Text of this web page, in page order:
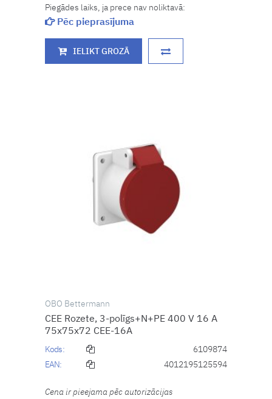
Piegādes laiks, ja prece nav noliktavā:
Pēc pieprasījuma
IELIKT GROZĀ
OBO Bettermann
CEE Rozete, 3-polīgs+N+PE 400 V 16 A
75x75x72 CEE-16A
Kods:
6109874
EAN:
4012195125594
Cena ir pieejama pēc autorizācijas